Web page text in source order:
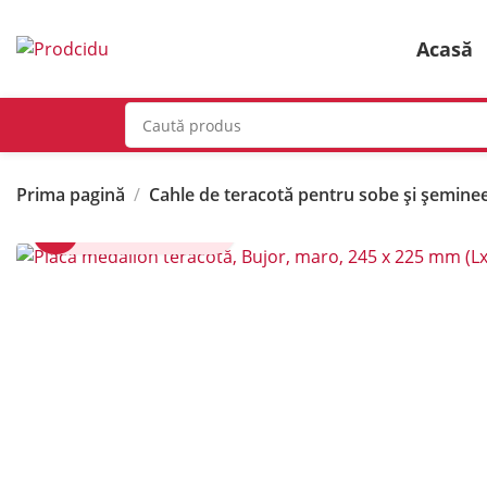
Acasă
Prima pagină Cahle de teracotă pentru sobe și